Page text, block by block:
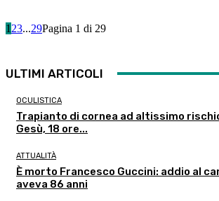
1 23...29Pagina 1 di 29
ULTIMI ARTICOLI
OCULISTICA
Trapianto di cornea ad altissimo
Gesù, 18 ore...
ATTUALITÀ
È morto Francesco Guccini: addio al
aveva 86 anni